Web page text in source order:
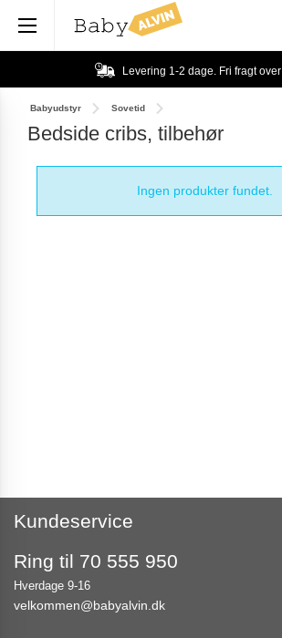
Levering 1-2 dage. Fri fragt over
Babyudstyr Sovetid
Bedside cribs, tilbehør
Ingen produkter fundet.
Kundeservice
Ring til 70 555 950
Hverdage 9-16
velkommen@babyalvin.dk